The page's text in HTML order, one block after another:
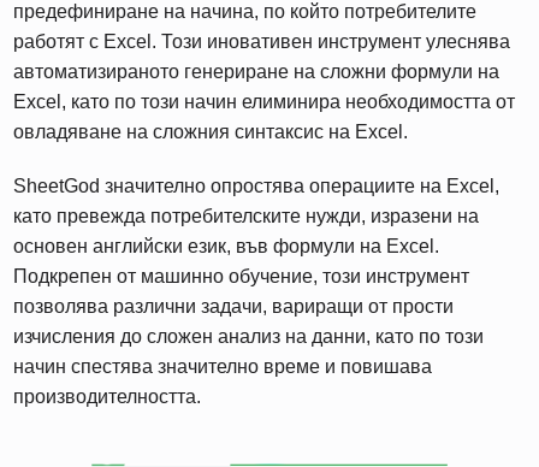
предефиниране на начина, по който потребителите
работят с Excel. Този иновативен инструмент улеснява
автоматизираното генериране на сложни формули на
Excel, като по този начин елиминира необходимостта от
овладяване на сложния синтаксис на Excel.
SheetGod значително опростява операциите на Excel,
като превежда потребителските нужди, изразени на
основен английски език, във формули на Excel.
Подкрепен от машинно обучение, този инструмент
позволява различни задачи, вариращи от прости
изчисления до сложен анализ на данни, като по този
начин спестява значително време и повишава
производителността.